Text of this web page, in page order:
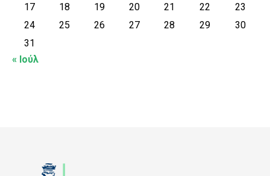
17
18 19 20 21 22
23
24
25 26 27 28 29
30
31
« Ιούλ